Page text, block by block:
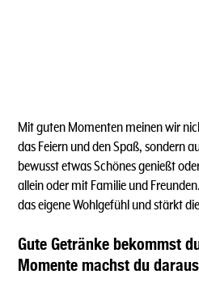
Mit guten Momenten meinen wir
das Feiern und den Spaß, sondern
bewusst etwas Schönes genießt
allein oder mit Familie und
das eigene Wohlgefühl und stärkt
Gute Getränke bekommst
Momente machst du